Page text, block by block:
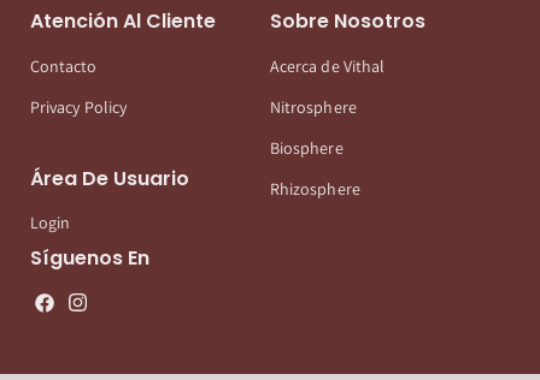
Atención Al Cliente
Contacto
Privacy Policy
Área De Usuario
Login
Sobre Nosotros
Acerca de Vithal
Nitrosphere
Biosphere
Rhizosphere
Síguenos En